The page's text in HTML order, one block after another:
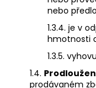
nebo
1.3.4. je v
hmotnosti
1.3.5.
1.4.
prodávaném